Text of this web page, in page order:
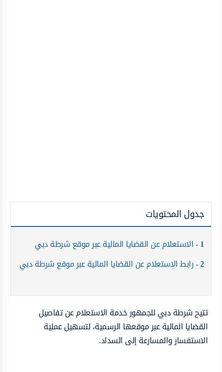
جدول المحتويات
1 الاستعلام عن القضايا المالية عبر موقع شرطة دبي ‏
2 رابط الاستعلام عن القضايا المالية عبر موقع شرطة دبي
تتيح شرطة دبي للجمهور خدمة الاستعلام عن تفاصيل
القضايا المالية عبر موقعها الرسمية، لتسهيل عملية
الاستفسار والمسارعة إلى السداد.